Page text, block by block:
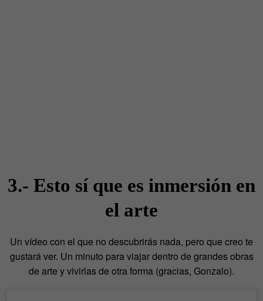
3.- Esto sí que es inmersión en
el arte
Un vídeo con el que no descubrirás nada, pero que creo te
gustará ver. Un minuto para viajar dentro de grandes obras
de arte y vivirlas de otra forma (gracias, Gonzalo).